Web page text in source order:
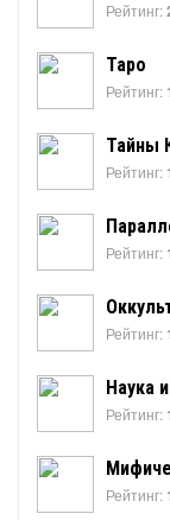
Рейтинг:
Таро
Рейтинг:
Тайны
Рейтинг:
Рейтинг:
Рейтинг:
Наука
Рейтинг:
Рейтинг: